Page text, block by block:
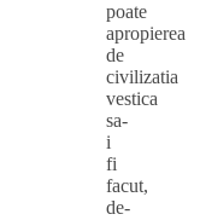
poate
apropierea
de
civilizatia
vestica
sa-
i
fi
facut,
de-